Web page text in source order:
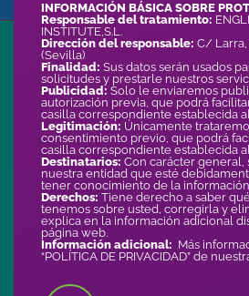
INFORMACIÓN BÁSICA SOBRE
Responsable del tratamiento:
INSTITUTE,S.L.
Dirección del responsable: C/ Larra,
(Sevilla)
Finalidad: Sus datos serán usados
solicitudes y prestarle nuestros
Publicidad: Solo le enviaremos
autorización previa, que podrá
casilla correspondiente establecida
Legitimación: Únicamente
consentimiento previo, que podrá
casilla correspondiente establecida
Destinatarios: Con carácter
nuestra entidad que esté
tener conocimiento de la
Derechos: Tiene derecho a saber
tenemos sobre usted, corregirla y
explica en la información adicional
página web.
Información adicional: Más
“POLÍTICA DE PRIVACIDAD” de